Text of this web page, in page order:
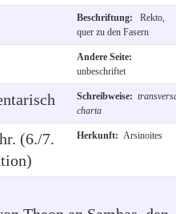
Beschriftung:
Rekto,
quer zu den Fasern
Andere Seite:
unbeschriftet
Schreibweise:
charta
(6./7.
Herkunft: Arsinoites